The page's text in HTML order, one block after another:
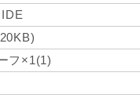
フ×1(1)